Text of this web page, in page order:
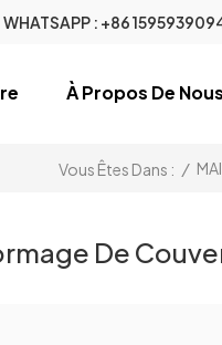
WHATSAPP : +86
À Propos De Nous
Vous Êtes Dans : /
De